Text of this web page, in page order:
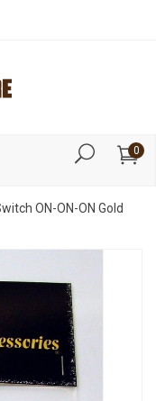
0
ON-ON-ON Gold